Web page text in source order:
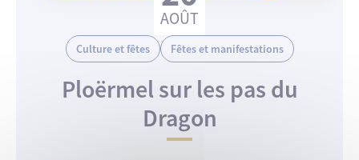
AOÛT
Culture et fêtes Fêtes et manifestations
Ploërmel sur les pas du
Dragon